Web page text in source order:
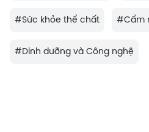
#Sức khỏe thể chất #Cẩm
#Dinh dưỡng và Công nghệ